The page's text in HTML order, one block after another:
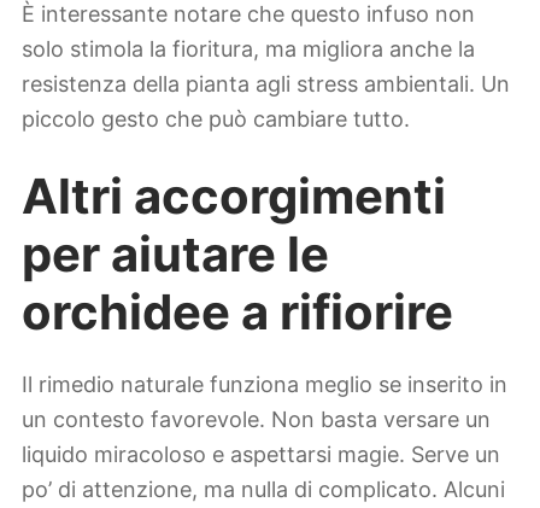
È interessante notare che questo infuso non
solo stimola la fioritura, ma migliora anche la
resistenza della pianta agli stress ambientali. Un
piccolo gesto che può cambiare tutto.
Altri accorgimenti
per aiutare le
orchidee a rifiorire
Il rimedio naturale funziona meglio se inserito in
un contesto favorevole. Non basta versare un
liquido miracoloso e aspettarsi magie. Serve un
po’ di attenzione, ma nulla di complicato. Alcuni